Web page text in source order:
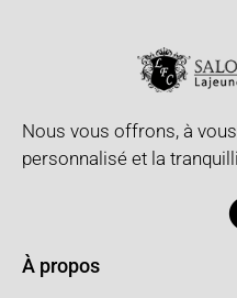
Nous vous offrons, à
personnalisé et la
À propos